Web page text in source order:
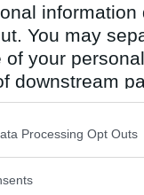
You may
of your
downstream
by us
Participants
that this
Processing Opt Outs